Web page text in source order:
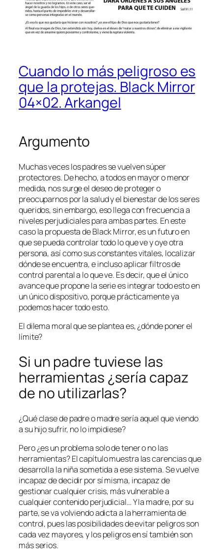
Cuando lo más peligroso es
que la protejas. Black Mirror
04×02. Arkangel
Argumento
Muchas veces los padres se vuelven súper
protectores. De hecho, a todos en mayor o menor
medida, nos surge el deseo de proteger o
preocuparnos por la salud y el bienestar de los seres
queridos, sin embargo, eso llega con frecuencia a
niveles perjudiciales para ambas partes. En este
caso la propuesta de Black Mirror, es un futuro en
que se pueda controlar todo lo que ve y oye otra
persona, así como sus constantes vitales, localizar
dónde se encuentra, e incluso aplicar filtros de
control parental a lo que ve. Es decir, que el único
avance que propone la serie es integrar todo esto en
un único dispositivo, porque prácticamente ya
podemos hacer todo esto.
El dilema moral que se plantea es, ¿dónde poner el
límite?
Si un padre tuviese las
herramientas ¿sería capaz
de no utilizarlas?
¿Qué clase de padre o madre sería aquel que viendo
a su hijo sufrir, no lo impidiese?
Pero ¿es un problema solo de tener o no las
herramientas? El capítulo muestra las carencias que
desarrolla la niña sometida a ese sistema. Se vuelve
incapaz de decidir por sí misma, incapaz de
gestionar cualquier crisis, más vulnerable a
cualquier contenido perjudicial… Y la madre, por su
parte, se va volviendo adicta a la herramienta de
control, pues las posibilidades de evitar peligros son
cada vez mayores, y los peligros en sí también son
más serios.